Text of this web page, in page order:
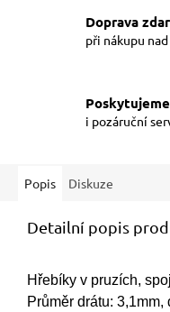
Doprava
při nákupu
i pozáruční
Popis Diskuze
Detailní popis
Hřebíky v pruzích,
Průměr drátu: